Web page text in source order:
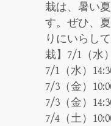
栽は、暑い
す。ぜひ、
りにいらし
栽】7/1（水
7/1（水）
7/3（金）
7/3（金）
7/4（土）